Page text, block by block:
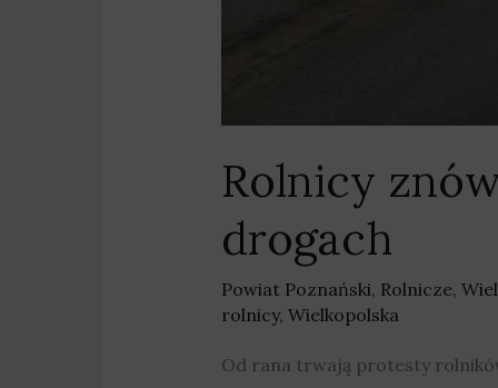
Rolnicy
drogach
Powiat Poznański, Rolnicze,
rolnicy, Wielkopolska
Od rana trwają protesty